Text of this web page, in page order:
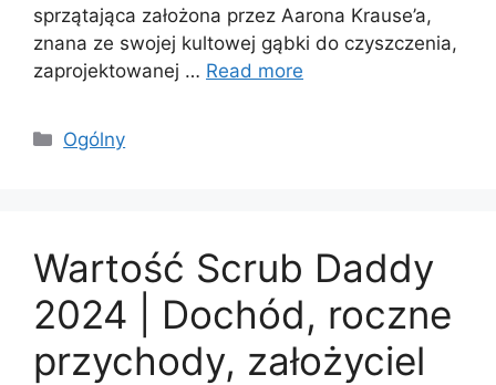
sprzątająca założona przez Aarona Krause’a,
znana ze swojej kultowej gąbki do czyszczenia,
zaprojektowanej … Read more
Categories
Ogólny
Wartość Scrub Daddy
2024 | Dochód, roczne
przychody, założyciel